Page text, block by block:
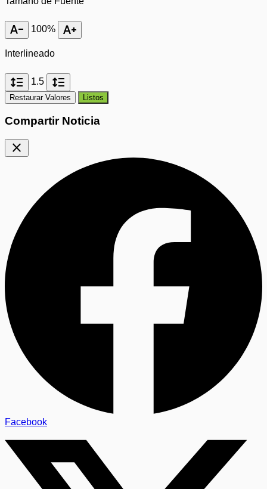
text_decrease 100% text_increase
Interlineado
format_line_spacing 1.5 format_line_spacing
Restaurar Valores Listos
Compartir Noticia
close
Facebook